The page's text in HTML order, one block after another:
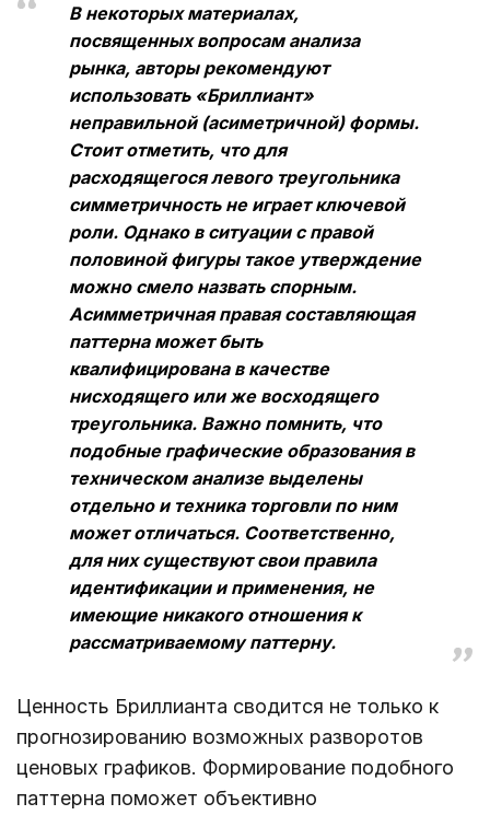
В некоторых материалах,
посвященных вопросам анализа
рынка, авторы рекомендуют
использовать «Бриллиант»
неправильной (асиметричной) формы.
Стоит отметить, что для
расходящегося левого треугольника
симметричность не играет ключевой
роли. Однако в ситуации с правой
половиной фигуры такое утверждение
можно смело назвать спорным.
Асимметричная правая составляющая
паттерна может быть
квалифицирована в качестве
нисходящего или же восходящего
треугольника. Важно помнить, что
подобные графические образования в
техническом анализе выделены
отдельно и техника торговли по ним
может отличаться. Соответственно,
для них существуют свои правила
идентификации и применения, не
имеющие никакого отношения к
рассматриваемому паттерну.
Ценность Бриллианта сводится не только к
прогнозированию возможных разворотов
ценовых графиков. Формирование подобного
паттерна поможет объективно